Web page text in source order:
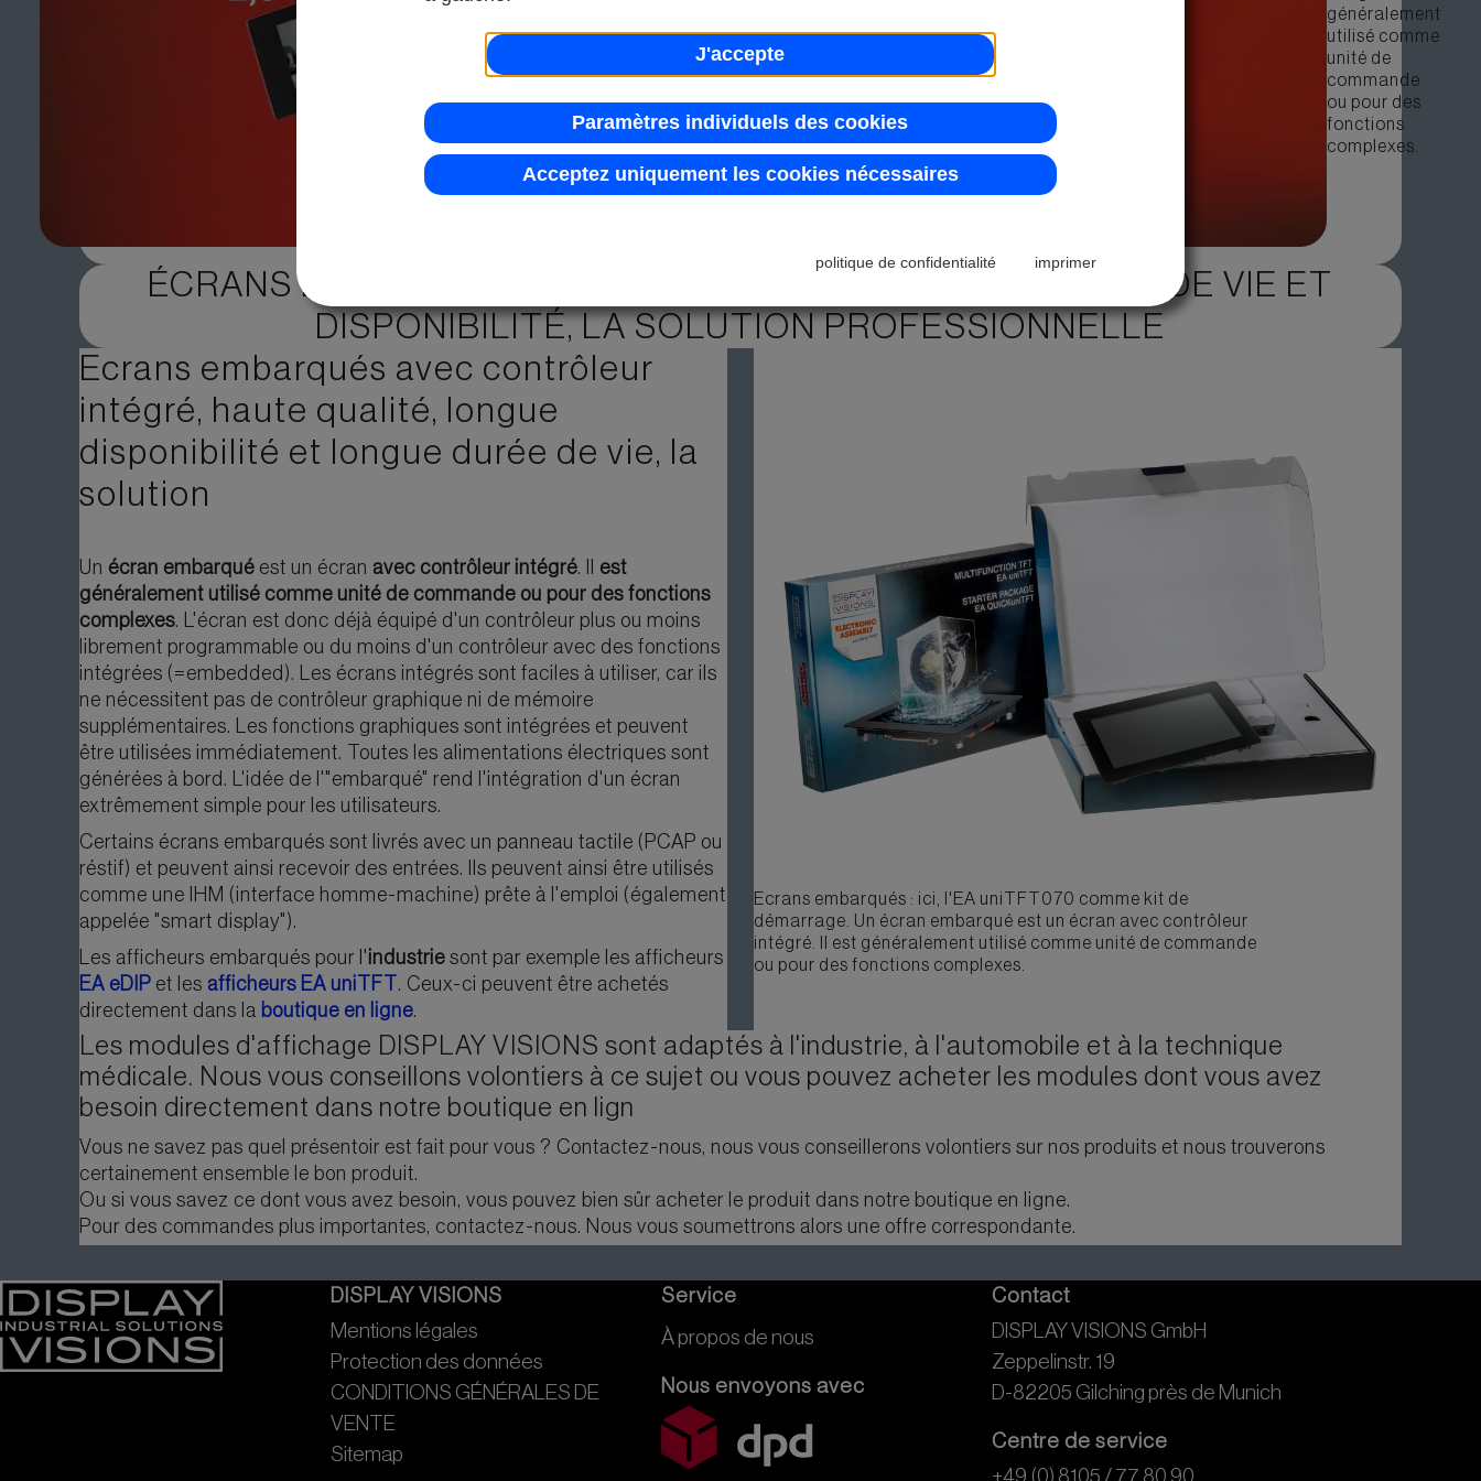
J'accepte
Paramètres individuels des cookies
Acceptez uniquement les cookies nécessaires
politique de confidentialité imprimer
généralement
utilisé comme
unité de
commande
ou pour des
fonctions
complexes.
ÉCRANS EMBARQUÉS POUR L'INDUSTRIE - LONGUE DURÉE DE VIE ET
DISPONIBILITÉ, LA SOLUTION PROFESSIONNELLE
Ecrans embarqués avec contrôleur
intégré, haute qualité, longue
disponibilité et longue durée de vie, la
solution
Un écran embarquéest un écran avec contrôleur intégré. Il est
généralement utilisé comme unité de commande ou pour des fonctions
complexes. L'écran est donc déjà équipé d'un contrôleur plus ou moins
librement programmable ou du moins d'un contrôleur avec des fonctions
intégrées (=embedded). Les écrans intégrés sont faciles à utiliser, car ils
ne nécessitent pas de contrôleur graphique ni de mémoire
supplémentaires. Les fonctions graphiques sont intégrées et peuvent
être utilisées immédiatement. Toutes les alimentations électriques sont
générées à bord. L'idée de l'"embarqué" rend l'intégration d'un écran
extrêmement simple pour les utilisateurs.
Certains écrans embarqués sont livrés avec un panneau tactile (PCAP ou
réstif) et peuvent ainsi recevoir des entrées. Ils peuvent ainsi être utilisés
comme une IHM (interface homme-machine) prête à l'emploi (également
appelée "smart display").
Les afficheurs embarqués pour l'industrie sont par exemple les afficheurs
EA eDIPet les afficheurs EA uniTFT . Ceux-ci peuvent être achetés
directement dans la boutique en ligne.
Ecrans embarqués : ici, l'EA uniTFT070 comme kit de
démarrage. Un écran embarqué est un écran avec contrôleur
intégré. Il est généralement utilisé comme unité de commande
ou pour des fonctions complexes.
Les modules d'affichage DISPLAY VISIONS sont adaptés à l'industrie, à l'automobile et à la technique
médicale. Nous vous conseillons volontiers à ce sujet ou vous pouvez acheter les modules dont vous avez
besoin directement dans notre boutique en lign
Vous ne savez pas quel présentoir est fait pour vous ? Contactez-nous, nous vous conseillerons volontiers sur nos produits et nous trouverons
certainement ensemble le bon produit.
Ou si vous savez ce dont vous avez besoin, vous pouvez bien sûr acheter le produit dans notre boutique en ligne.
Pour des commandes plus importantes, contactez-nous. Nous vous soumettrons alors une offre correspondante.
DISPLAY VISIONS
Mentions légales
Protection des données
CONDITIONS GÉNÉRALES DE
VENTE
Sitemap
Service
À propos de nous
Nous envoyons avec
Contact
DISPLAY VISIONS GmbH
Zeppelinstr. 19
D-82205 Gilching près de Munich
Centre de service
+49 (0) 8105 / 77 80 90